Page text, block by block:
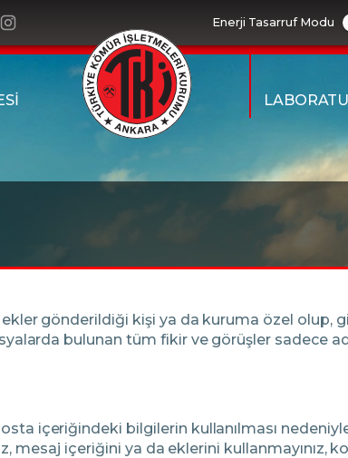
gönderildiği kişi ya da kuruma özel olup,
bulunan tüm fikir ve görüşler sadece
içeriğindeki bilgilerin kullanılması
mesaj içeriğini ya da eklerini kullanmayınız,
Enerji Tasarruf Modu